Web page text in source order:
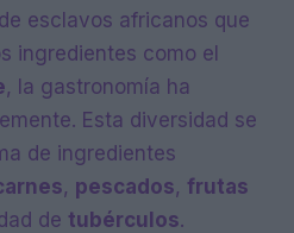
esclavos africanos que
ingredientes como el
, la gastronomía ha
Esta diversidad se
de ingredientes
, pescados, frutas
de tubérculos.